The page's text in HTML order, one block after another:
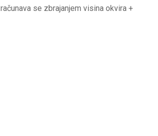
se zbrajanjem visina okvira +